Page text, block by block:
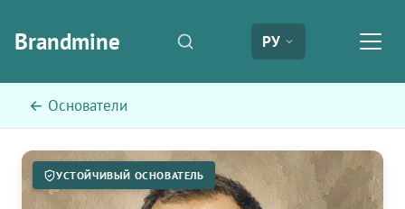
Brandmine РУ
← Основатели
УСТОЙЧИВЫЙ ОСНОВАТЕЛЬ